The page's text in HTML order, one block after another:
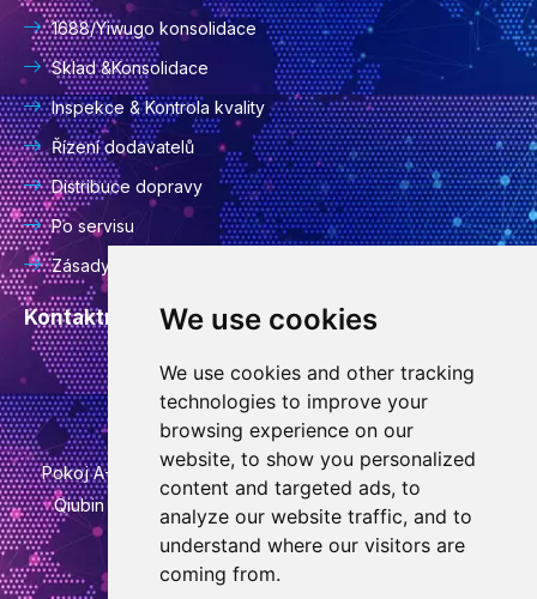
We use cookies
We use cookies and other tracking
technologies to improve your
browsing experience on our
website, to show you personalized
content and targeted ads, to
analyze our website traffic, and to
understand where our visitors are
coming from.
1688/Yiwugo konsolidace
Sklad &Konsolidace
Inspekce & Kontrola kvality
Řízení dodavatelů
Distribuce dopravy
Po servisu
Zásady ochrany osobních údajů
Kontaktní informace
info@goodcansourcing.com
Pokoj A-4-420, 4. patro, budova 1, č. 778, Jinfan Street,
Qiubin Street, Wucheng District, Jinhua City, Zhejiang
Province